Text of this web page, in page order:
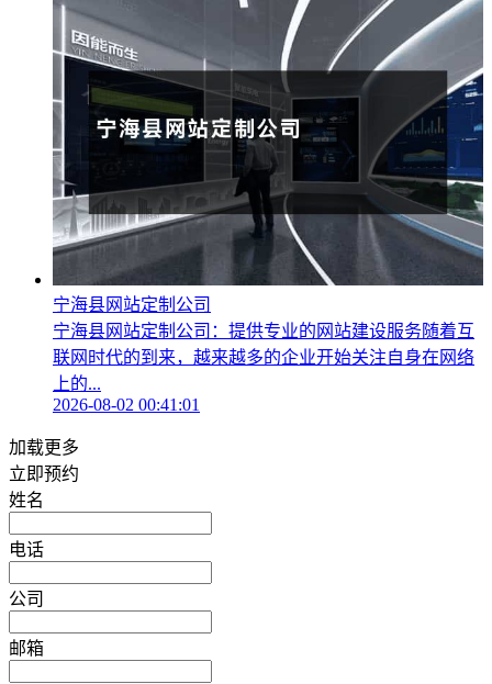
宁海县网站定制公司
宁海县网站定制公司：提供专业的网站建设服务随着互
联网时代的到来，越来越多的企业开始关注自身在网络
上的...
2026-08-02 00:41:01
加载更多
立即预约
姓名
电话
公司
邮箱